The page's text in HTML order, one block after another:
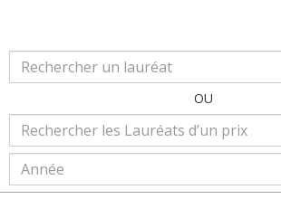
OU